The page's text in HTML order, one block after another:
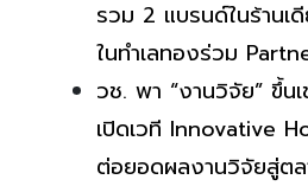
รวม 2 แบรนด์ในร้านเ
ในทำเลทองร่วม
วช. พา “งานวิจัย” ขึ้น
เปิดเวที Innovative
ต่อยอดผลงานวิจัยสู่ต